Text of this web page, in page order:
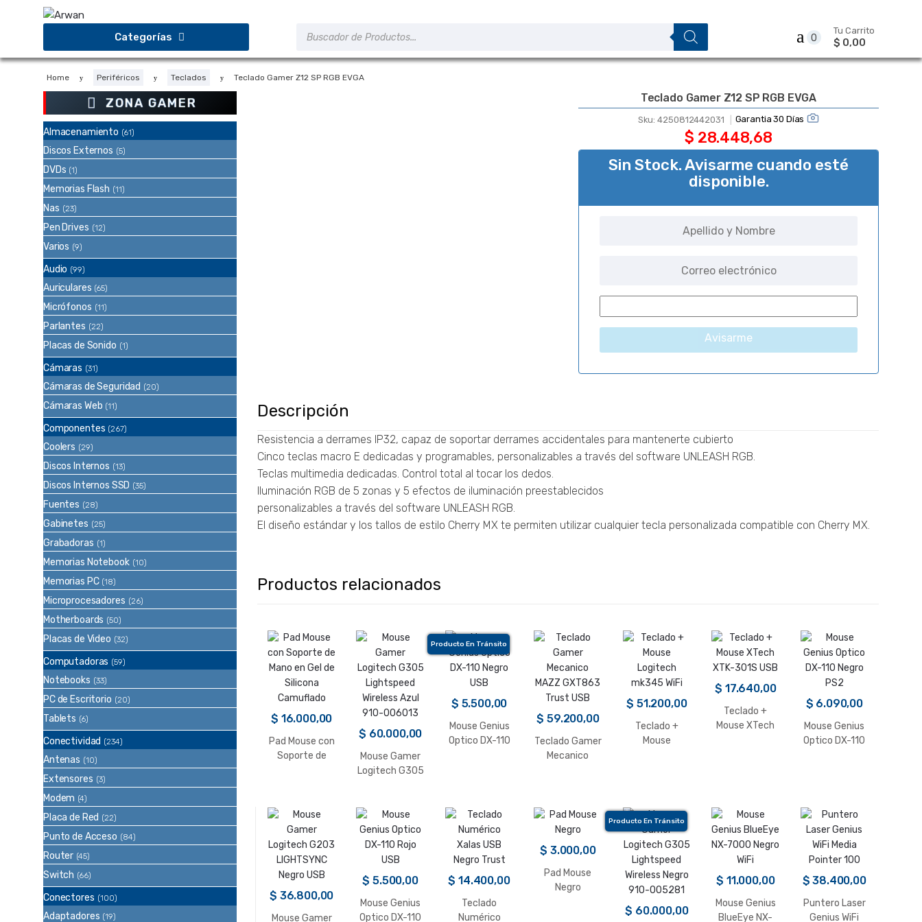
navegación
Categorías
de
0
Tu Carrito
$ 0,00
Home Periféricos Teclados Teclado Gamer Z12 SP RGB EVGA
Teclado Gamer Z12 SP RGB EVGA
Sku:4250812442031 Garantia 30 Días
$ 28.448,68
Sin Stock. Avisarme cuando esté
disponible.
Avisarme
Descripción
Resistencia a derrames IP32, capaz de soportar derrames accidentales para mantenerte cubierto
Cinco teclas macro E dedicadas y programables, personalizables a través del software UNLEASH RGB.
Teclas multimedia dedicadas. Control total al tocar los dedos.
Iluminación RGB de 5 zonas y 5 efectos de iluminación preestablecidos
personalizables a través del software UNLEASH RGB.
El diseño estándar y los tallos de estilo Cherry MX te permiten utilizar cualquier tecla personalizada compatible con Cherry MX.
Productos relacionados
$ 16.000,00
Pad Mouse con
Soporte de
$ 60.000,00
Mouse Gamer
Logitech G305
910-006013
Producto En Tránsito
$ 5.500,00
Mouse Genius
Optico DX-110
$ 59.200,00
Teclado Gamer
Mecanico
$ 51.200,00
Teclado +
Mouse
$ 17.640,00
Teclado +
Mouse XTech
$ 6.090,00
Mouse Genius
Optico DX-110
$ 36.800,00
Mouse Gamer
$ 5.500,00
Mouse Genius
Optico DX-110
$ 14.400,00
Teclado
Numérico
$ 3.000,00
Pad Mouse
Negro
Producto En Tránsito
$ 60.000,00
$ 11.000,00
Mouse Genius
BlueEye NX-
$ 38.400,00
Puntero Laser
Genius WiFi
ZONA GAMER
Almacenamiento (61)
Discos Externos (5)
DVDs (1)
Memorias Flash (11)
Nas (23)
Pen Drives (12)
Varios (9)
Audio (99)
Auriculares (65)
Micrófonos (11)
Parlantes (22)
Placas de Sonido (1)
Cámaras (31)
Cámaras de Seguridad (20)
Cámaras Web (11)
Componentes (267)
Coolers (29)
Discos Internos (13)
Discos Internos SSD (35)
Fuentes (28)
Gabinetes (25)
Grabadoras (1)
Memorias Notebook (10)
Memorias PC (18)
Microprocesadores (26)
Motherboards (50)
Placas de Video (32)
Computadoras (59)
Notebooks (33)
PC de Escritorio (20)
Tablets (6)
Conectividad (234)
Antenas (10)
Extensores (3)
Modem (4)
Placa de Red (22)
Punto de Acceso (84)
Router (45)
Switch (66)
Conectores (100)
Adaptadores (19)